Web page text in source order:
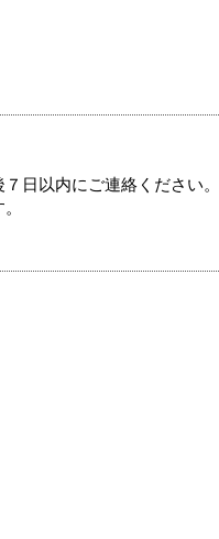
日以内にご連絡ください